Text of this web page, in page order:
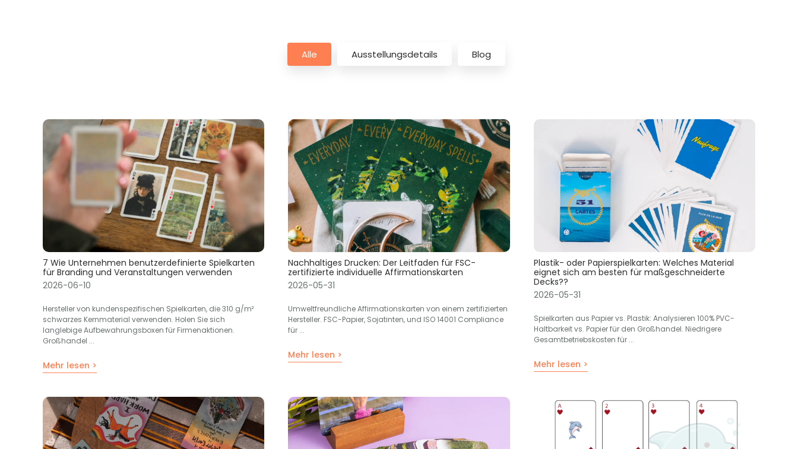
Alle Ausstellungsdetails Blog
7 Wie Unternehmen benutzerdefinierte Spielkarten
für Branding und Veranstaltungen verwenden
2026-06-10
Hersteller von kundenspezifischen Spielkarten, die 310 g/m²
schwarzes Kernmaterial verwenden. Holen Sie sich
langlebige Aufbewahrungsboxen für Firmenaktionen.
Großhandel ...
Mehr lesen >
Nachhaltiges Drucken: Der Leitfaden für FSC-
zertifizierte individuelle Affirmationskarten
2026-05-31
Umweltfreundliche Affirmationskarten von einem zertifizierten
Hersteller. FSC-Papier, Sojatinten, und ISO 14001 Compliance
für ...
Mehr lesen >
Plastik- oder Papierspielkarten: Welches Material
eignet sich am besten für maßgeschneiderte
Decks??
2026-05-31
Spielkarten aus Papier vs. Plastik: Analysieren 100% PVC-
Haltbarkeit vs. Papier für den Großhandel. Niedrigere
Gesamtbetriebskosten für ...
Mehr lesen >